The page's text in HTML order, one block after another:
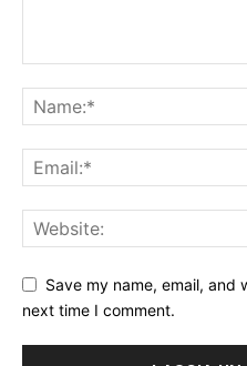
Save my name, email, and
next time I comment.